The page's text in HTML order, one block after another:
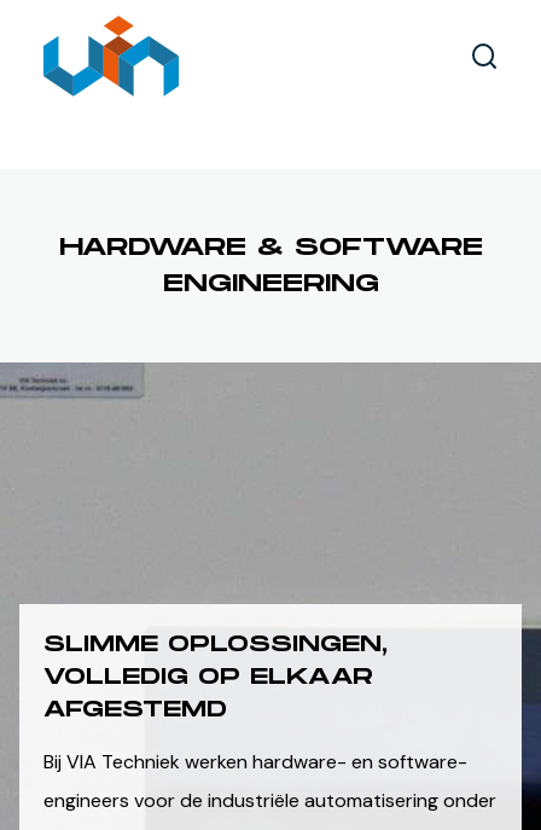
HARDWARE & SOFTWARE
ENGINEERING
SLIMME OPLOSSINGEN,
VOLLEDIG OP ELKAAR
AFGESTEMD
Bij VIA Techniek werken hardware- en software-
engineers voor de industriële automatisering onder